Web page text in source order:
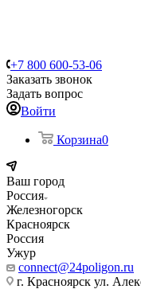
+7 800 600-53-06
Заказать звонок
Задать вопрос
Войти
Корзина0
Ваш город
Россия
Железногорск
Красноярск
Россия
Ужур
connect@24poligon.ru
г. Красноярск ул.